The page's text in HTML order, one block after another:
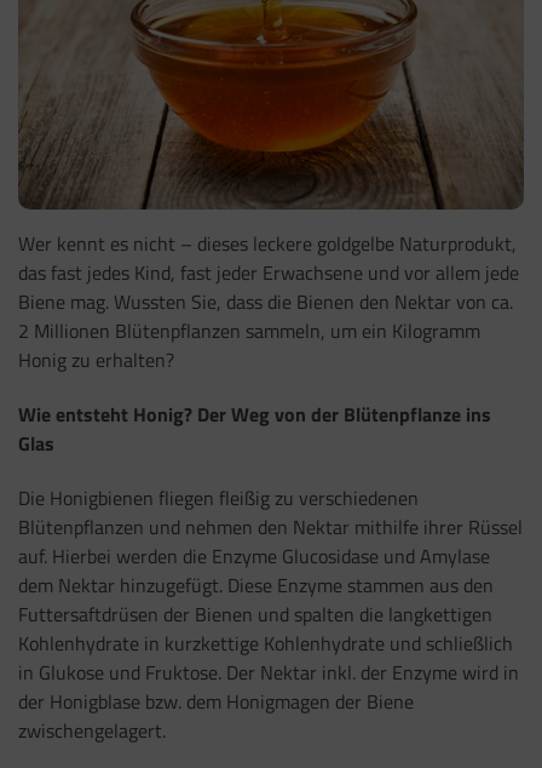
Wer kennt es nicht – dieses leckere goldgelbe Naturprodukt,
das fast jedes Kind, fast jeder Erwachsene und vor allem jede
Biene mag. Wussten Sie, dass die Bienen den Nektar von ca.
2 Millionen Blütenpflanzen sammeln, um ein Kilogramm
Honig zu erhalten?
Wie entsteht Honig? Der Weg von der Blütenpflanze ins
Glas
Die Honigbienen fliegen fleißig zu verschiedenen
Blütenpflanzen und nehmen den Nektar mithilfe ihrer Rüssel
auf. Hierbei werden die Enzyme Glucosidase und Amylase
dem Nektar hinzugefügt. Diese Enzyme stammen aus den
Futtersaftdrüsen der Bienen und spalten die langkettigen
Kohlenhydrate in kurzkettige Kohlenhydrate und schließlich
in Glukose und Fruktose. Der Nektar inkl. der Enzyme wird in
der Honigblase bzw. dem Honigmagen der Biene
zwischengelagert.